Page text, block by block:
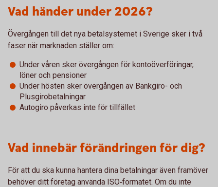
Vad händer under 2026?
Övergången till det nya betalsystemet i Sverige sker i två
faser när marknaden ställer om:
Under våren sker övergången för kontoöverföringar,
löner och pensioner
Under hösten sker övergången av Bankgiro- och
Plusgirobetalningar
Autogiro påverkas inte för tillfället
Vad innebär förändringen för dig?
För att du ska kunna hantera dina betalningar även framöver
behöver ditt företag använda ISO‑formatet. Om du inte